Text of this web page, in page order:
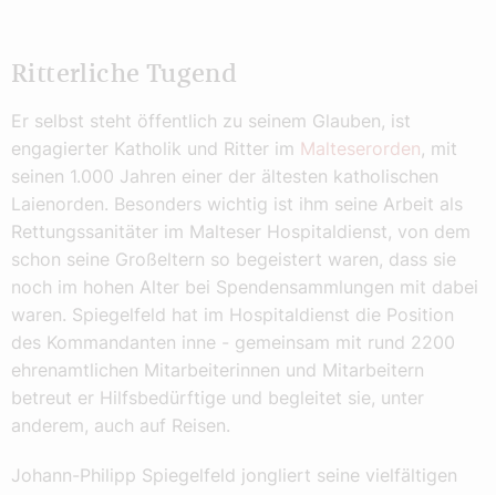
Ritterliche Tugend
Er selbst steht öffentlich zu seinem Glauben, ist
engagierter Katholik und Ritter im Malteserorden, mit
seinen 1.000 Jahren einer der ältesten katholischen
Laienorden. Besonders wichtig ist ihm seine Arbeit als
Rettungssanitäter im Malteser Hospitaldienst, von dem
schon seine Großeltern so begeistert waren, dass sie
noch im hohen Alter bei Spendensammlungen mit dabei
waren. Spiegelfeld hat im Hospitaldienst die Position
des Kommandanten inne - gemeinsam mit rund 2200
ehrenamtlichen Mitarbeiterinnen und Mitarbeitern
betreut er Hilfsbedürftige und begleitet sie, unter
anderem, auch auf Reisen.
Johann-Philipp Spiegelfeld jongliert seine vielfältigen